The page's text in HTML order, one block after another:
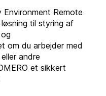
Remote
til styring af
om du arbejder med
andre
et sikkert